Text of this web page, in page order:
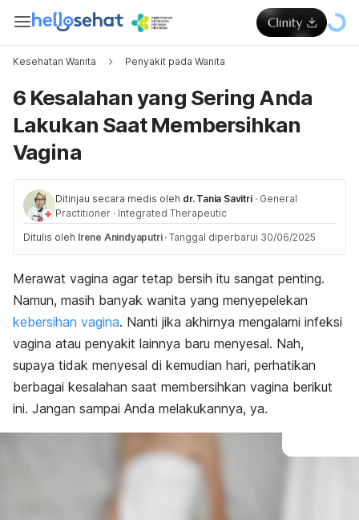
Kesehatan Wanita Penyakit pada Wanita
6 Kesalahan yang Sering Anda
Lakukan Saat Membersihkan
Vagina
Ditinjau secara medis oleh dr. Tania Savitri · General
Practitioner · Integrated Therapeutic
Ditulis oleh Irene Anindyaputri · Tanggal diperbarui 30/06/2025
Merawat vagina agar tetap bersih itu sangat penting.
Namun, masih banyak wanita yang menyepelekan
kebersihan vagina. Nanti jika akhirnya mengalami infeksi
vagina atau penyakit lainnya baru menyesal. Nah,
supaya tidak menyesal di kemudian hari, perhatikan
berbagai kesalahan saat membersihkan vagina berikut
ini. Jangan sampai Anda melakukannya, ya.